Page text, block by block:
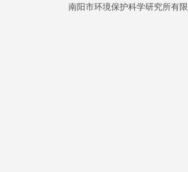
南阳市环境保护科学研究所有